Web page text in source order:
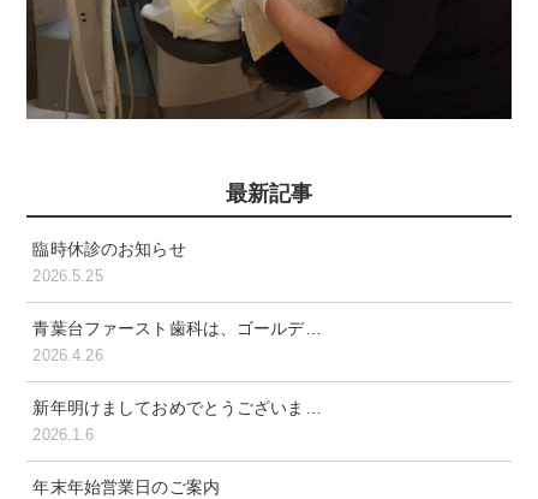
最新記事
臨時休診のお知らせ
2026.5.25
青葉台ファースト歯科は、ゴールデ…
2026.4.26
新年明けましておめでとうございま…
2026.1.6
年末年始営業日のご案内